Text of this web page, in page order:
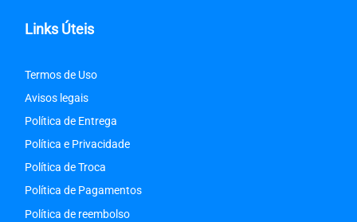
Links Úteis
Termos de Uso
Avisos legais
Política de Entrega
Política e Privacidade
Política de Troca
Política de Pagamentos
Política de reembolso